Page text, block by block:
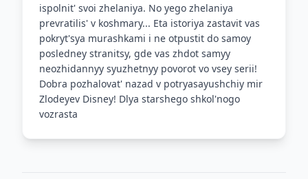
ispolnit' svoi zhelaniya. No yego zhelaniya
prevratilis' v koshmary... Eta istoriya zastavit vas
pokryt'sya murashkami i ne otpustit do samoy
posledney stranitsy, gde vas zhdot samyy
neozhidannyy syuzhetnyy povorot vo vsey serii!
Dobra pozhalovat' nazad v potryasayushchiy mir
Zlodeyev Disney! Dlya starshego shkol'nogo
vozrasta